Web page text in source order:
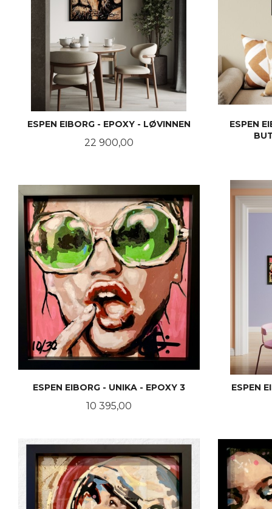
ESPEN EIBORG - EPOXY - LØVINNEN
Pris
22 900,00
LES MER
ESPEN
ESPEN EIBORG - UNIKA - EPOXY 3
Pris
10 395,00
ESPEN